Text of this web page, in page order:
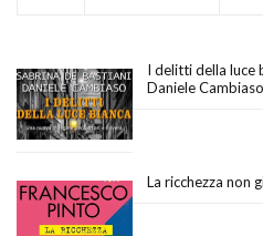
I delitti della luce
Daniele Cambiaso
La ricchezza non